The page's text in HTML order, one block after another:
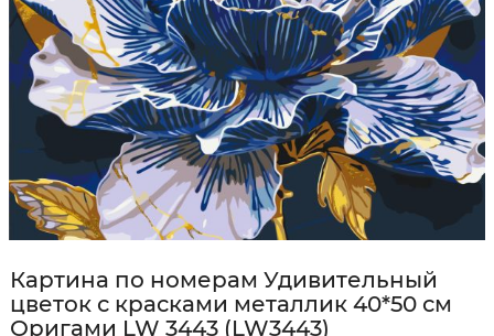
Картина по номерам Удивительный
цветок с красками металлик 40*50 см
Оригами LW 3443 (LW3443)